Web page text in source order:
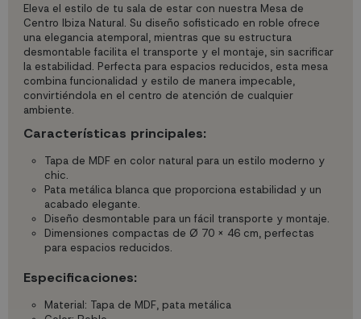
Eleva el estilo de tu sala de estar con nuestra Mesa de
Centro Ibiza Natural. Su diseño sofisticado en roble ofrece
una elegancia atemporal, mientras que su estructura
desmontable facilita el transporte y el montaje, sin sacrificar
la estabilidad. Perfecta para espacios reducidos, esta mesa
combina funcionalidad y estilo de manera impecable,
convirtiéndola en el centro de atención de cualquier
ambiente.
Características principales:
Tapa de MDF en color natural para un estilo moderno y
chic.
Pata metálica blanca que proporciona estabilidad y un
acabado elegante.
Diseño desmontable para un fácil transporte y montaje.
Dimensiones compactas de Ø 70 x 46 cm, perfectas
para espacios reducidos.
Especificaciones:
Material: Tapa de MDF, pata metálica